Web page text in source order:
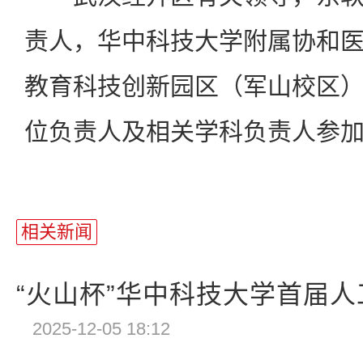
责人，华中科技大学附属协和
教育科技创新园区（军山校区
位负责人及相关学科负责人参
相关新闻
“火山杯”华中科技大学首届
2025-12-05 18:12